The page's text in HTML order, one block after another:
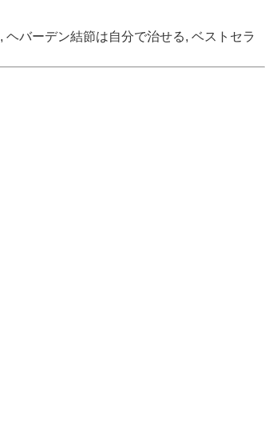
, ヘバーデン結節は自分で治せる, ベストセラ